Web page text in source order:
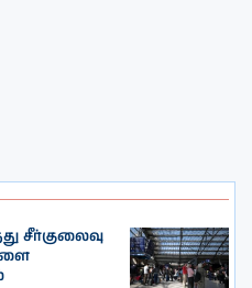
சீர்குலைவு